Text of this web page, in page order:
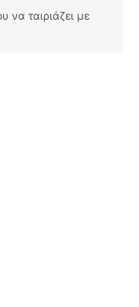
να ταιριάζει με